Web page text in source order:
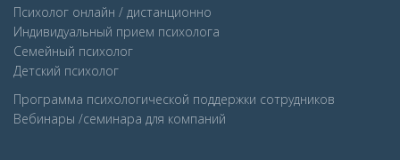
Психолог онлайн / дистанционно
Индивидуальный прием психолога
Семейный психолог
Детcкий психолог
Программа психологической поддержки сотрудников
Вебинары /семинара для компаний